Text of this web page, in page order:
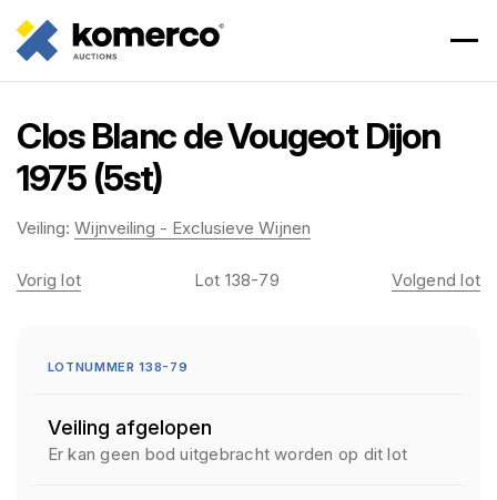
Clos Blanc de Vougeot Dijon
1975 (5st)
Veiling: Wijnveiling - Exclusieve Wijnen
Vorig lot Lot 138-79 Volgend lot
LOTNUMMER 138-79
Veiling afgelopen
Er kan geen bod uitgebracht worden op dit lot